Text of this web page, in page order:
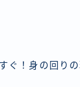
ぐ！身の回りの